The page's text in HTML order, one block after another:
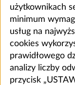
użytkownikach
minimum
usług na
cookies
prawidłowego
analizy liczby
przycisk